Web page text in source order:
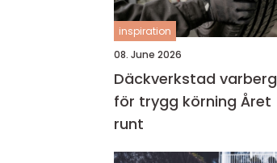
inspiration
08. June 2026
Däckverkstad varberg
för trygg körning Året
runt